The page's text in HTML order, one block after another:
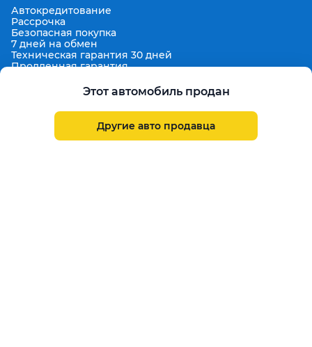
Этот автомобиль продан
Другие авто продавца
Автокредитование
Рассрочка
Безопасная покупка
7 дней на обмен
Техническая гарантия 30 дней
Продленная гарантия
Правила размещения объявлений
Пользовательское соглашение